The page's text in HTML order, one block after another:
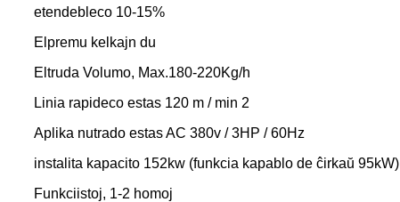
etendebleco 10-15%
Elpremu kelkajn du
Eltruda Volumo, Max.180-220Kg/h
Linia rapideco estas 120 m / min 2
Aplika nutrado estas AC 380v / 3HP / 60Hz
instalita kapacito 152kw (funkcia kapablo de ĉirkaŭ 95kW)
Funkciistoj, 1-2 homoj